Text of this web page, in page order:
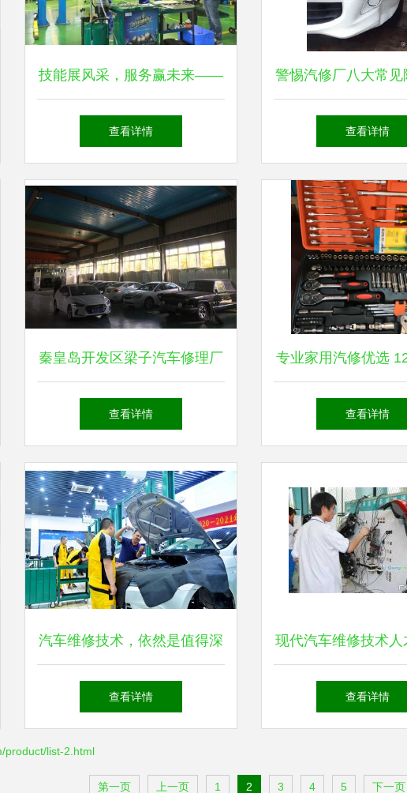
技能展风采，服务赢未来——
第一届福斯“飞翔油您”汽车服
查看详情
警惕汽修厂八大常见
坑不懂行的车
查看详情
秦皇岛开发区梁子汽车修理厂
专业维修保养，守护您的每一
查看详情
专业家用汽修优选
修工具套装全方
查看详情
汽车维修技术，依然是值得深
耕的“黄金赛道”
查看详情
现代汽车维修技术人
地 专业引领行业，
查看详情
product/list-2.html
第一页 上一页 1 2 3 4 5 下一页